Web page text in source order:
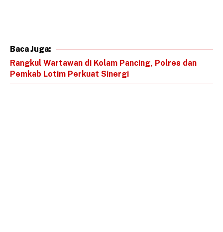
Baca Juga:
Rangkul Wartawan di Kolam Pancing, Polres dan
Pemkab Lotim Perkuat Sinergi